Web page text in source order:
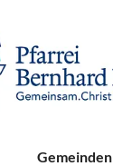
Gemeinden